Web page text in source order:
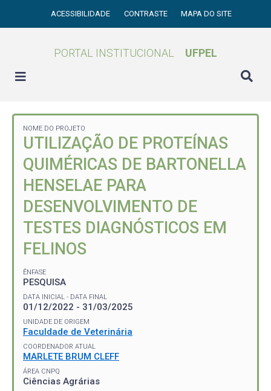
ACESSIBILIDADE CONTRASTE MAPA DO SITE
PORTAL INSTITUCIONAL UFPEL
NOME DO PROJETO
UTILIZAÇÃO DE PROTEÍNAS
QUIMÉRICAS DE BARTONELLA
HENSELAE PARA
DESENVOLVIMENTO DE
TESTES DIAGNÓSTICOS EM
FELINOS
ÊNFASE
PESQUISA
DATA INICIAL - DATA FINAL
01/12/2022 - 31/03/2025
UNIDADE DE ORIGEM
Faculdade de Veterinária
COORDENADOR ATUAL
MARLETE BRUM CLEFF
ÁREA CNPQ
Ciências Agrárias